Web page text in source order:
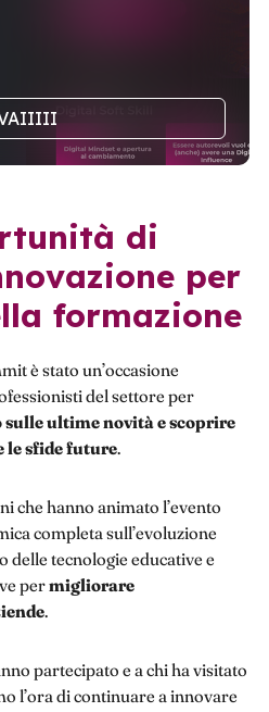
per
formazione
è stato un’occasione
del settore per
ultime novità e scoprire
le sfide future.
che hanno animato l’evento
completa sull’evoluzione
tecnologie educative e
permigliorare
.
partecipato e a chi ha visitato
l’ora di continuare a innovare